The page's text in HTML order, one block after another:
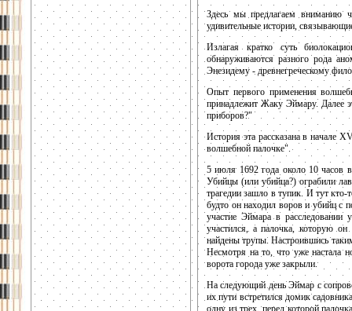
Здесь мы предлагаем вниманию
удивительные истории,
Излагая кратко суть
обнаруживаются разного рода
Энезидему - древнегреческому
Опыт первого применения
принадлежит Жаку Эймару. Далее
приборов?"
История эта рассказана в начале
волшебной палочке".
5 июля 1692 года около 10 часов
Убийцы (или убийца?) ограбили
трагедии зашло в тупик. И тут
будто он находил воров и убийц с
участие Эймара в расследовании
участился, а палочка, которую
найдены трупы. Настроившись
Несмотря на то, что уже настала
ворота города уже закрыли.
На следующий день Эймар с
их пути встретился домик
одну из трех, перед которой